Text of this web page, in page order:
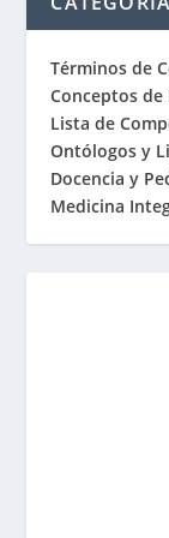
Términos de
Conceptos de
Lista de
Ontólogos y
Docencia y
Medicina